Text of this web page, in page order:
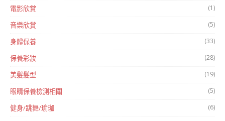
電影欣賞 (1)
音樂欣賞 (5)
身體保養 (33)
保養彩妝 (28)
美髮髮型 (19)
眼睛保養檢測相關 (5)
健身/跳舞/瑜珈 (6)